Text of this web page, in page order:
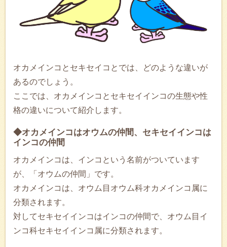
オカメインコとセキセイコとでは、どのような違いが
あるのでしょう。
ここでは、オカメインコとセキセイインコの生態や性
格の違いについて紹介します。
◆オカメインコはオウムの仲間、セキセイインコは
インコの仲間
オカメインコは、インコという名前がついています
が、「オウムの仲間」です。
オカメインコは、オウム目オウム科オカメインコ属に
分類されます。
対してセキセイインコはインコの仲間で、オウム目イ
ンコ科セキセイインコ属に分類されます。